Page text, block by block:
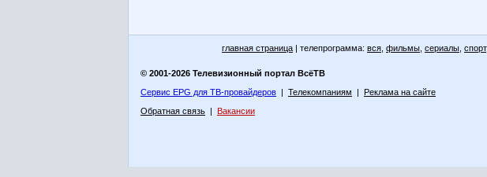
главная страница | телепрограмма: вся фильмы сериалы спорт,
© 2001-2026 Телевизионный портал ВсёТВ
Сервис EPG для ТВ-провайдеров | Телекомпаниям | Реклама на сайте
Обратная связь | Вакансии